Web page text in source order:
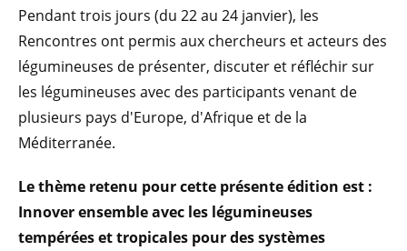
Pendant trois jours (du 22 au 24 janvier), les
Rencontres ont permis aux chercheurs et acteurs des
légumineuses de présenter, discuter et réfléchir sur
les légumineuses avec des participants venant de
plusieurs pays d'Europe, d'Afrique et de la
Méditerranée.
Le thème retenu pour cette présente édition est :
Innover ensemble avec les légumineuses
tempérées et tropicales pour des systèmes